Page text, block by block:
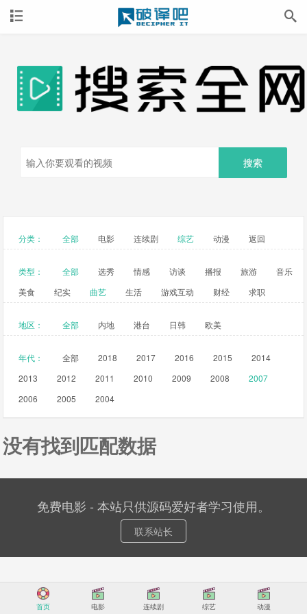
搜索
分类： 全部 电影 连续剧 综艺 动漫 返回
类型： 全部 选秀 情感 访谈 播报 旅游
音乐
美食
纪实 曲艺 生活 游戏互动 财经 求职
地区： 全部 内地 港台 日韩 欧美
年代： 全部 2018 2017 2016 2015
2014
2013
2012 2011 2010 2009 2008
2007
2006
2005 2004
没有找到匹配数据
首页 电影 连续剧 综艺 动漫
免费电影 - 本站只供源码爱好者学习使用。
联系站长